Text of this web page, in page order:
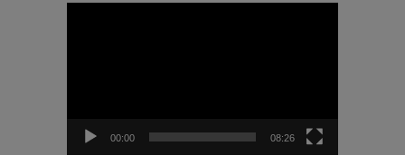
00:00 08:26